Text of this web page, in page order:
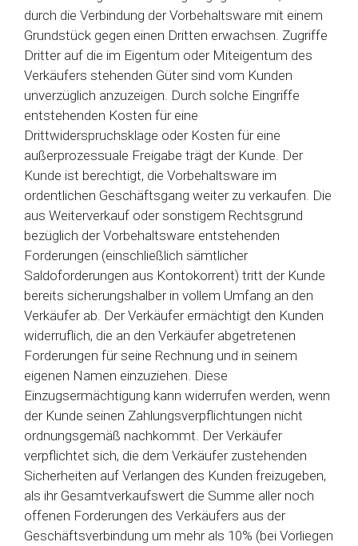
durch die Verbindung der Vorbehaltsware mit einem
Grundstück gegen einen Dritten erwachsen. Zugriffe
Dritter auf die im Eigentum oder Miteigentum des
Verkäufers stehenden Güter sind vom Kunden
unverzüglich anzuzeigen. Durch solche Eingriffe
entstehenden Kosten für eine
Drittwiderspruchsklage oder Kosten für eine
außerprozessuale Freigabe trägt der Kunde. Der
Kunde ist berechtigt, die Vorbehaltsware im
ordentlichen Geschäftsgang weiter zu verkaufen. Die
aus Weiterverkauf oder sonstigem Rechtsgrund
bezüglich der Vorbehaltsware entstehenden
Forderungen (einschließlich sämtlicher
Saldoforderungen aus Kontokorrent) tritt der Kunde
bereits sicherungshalber in vollem Umfang an den
Verkäufer ab. Der Verkäufer ermächtigt den Kunden
widerruflich, die an den Verkäufer abgetretenen
Forderungen für seine Rechnung und in seinem
eigenen Namen einzuziehen. Diese
Einzugsermächtigung kann widerrufen werden, wenn
der Kunde seinen Zahlungsverpflichtungen nicht
ordnungsgemäß nachkommt. Der Verkäufer
verpflichtet sich, die dem Verkäufer zustehenden
Sicherheiten auf Verlangen des Kunden freizugeben,
als ihr Gesamtverkaufswert die Summe aller noch
offenen Forderungen des Verkäufers aus der
Geschäftsverbindung um mehr als 10% (bei Vorliegen